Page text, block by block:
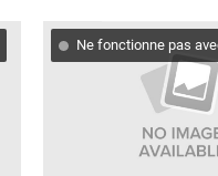
Ne fonctionne pas